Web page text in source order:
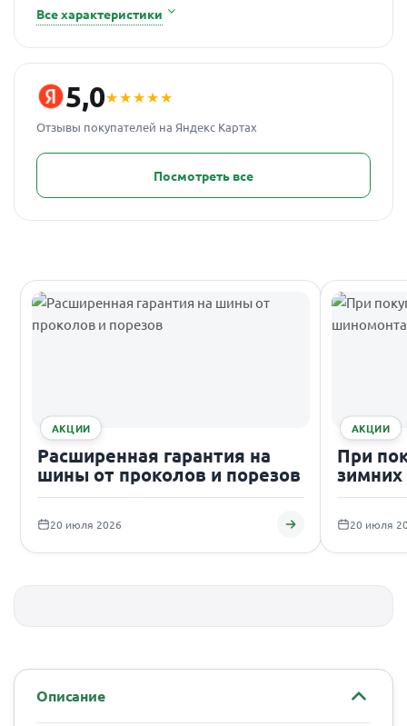
Все характеристики
5,0★★★★★
Отзывы покупателей на Яндекс Картах
Посмотреть все
АКЦИИ
Расширенная гарантия на
шины от проколов и порезов
20 июля 2026
АКЦИИ
При
20 июля
Описание